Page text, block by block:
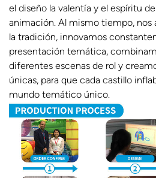
el diseño la valentía y el espíritu
animación. Al mismo tiempo, nos
la tradición, innovamos
presentación temática,
diferentes escenas de rol y
únicas, para que cada castillo
mundo temático único.